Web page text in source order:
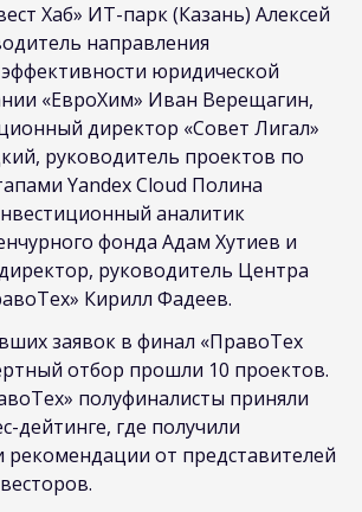
Хаб» ИТ-парк (Казань) Алексей
направления
юридической
«ЕвроХим» Иван Верещагин,
директор «Совет Лигал»
руководитель проектов по
Yandex Cloud Полина
аналитик
фонда Адам Хутиев и
руководитель Центра
Кирилл Фадеев.
заявок в финал «ПравоТех
отбор прошли 10 проектов.
полуфиналисты приняли
дейтинге, где получили
рекомендации от представителей